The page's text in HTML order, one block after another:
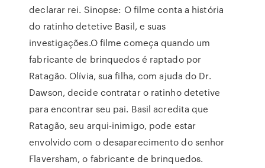
declarar rei. Sinopse: O filme conta a história
do ratinho detetive Basil, e suas
investigações.O filme começa quando um
fabricante de brinquedos é raptado por
Ratagão. Olívia, sua filha, com ajuda do Dr.
Dawson, decide contratar o ratinho detetive
para encontrar seu pai. Basil acredita que
Ratagão, seu arqui-inimigo, pode estar
envolvido com o desaparecimento do senhor
Flaversham, o fabricante de brinquedos.